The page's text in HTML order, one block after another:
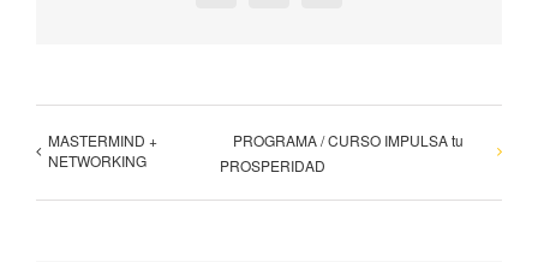
MASTERMIND +
NETWORKING
PROGRAMA / CURSO IMPULSA tu
PROSPERIDAD